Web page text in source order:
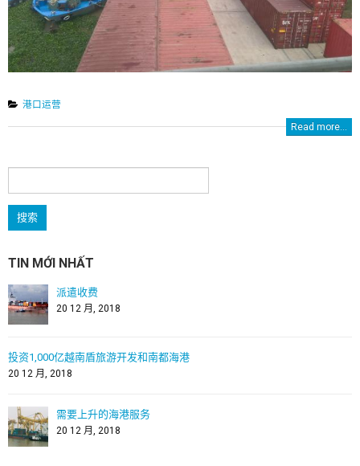
港口运营
Read more...
索：
TIN MỚI NHẤT
派遣收费
20 12 月, 2018
投资1,000亿越南盾旅游开发和南都海港
20 12 月, 2018
需要上升的海港服务
20 12 月, 2018